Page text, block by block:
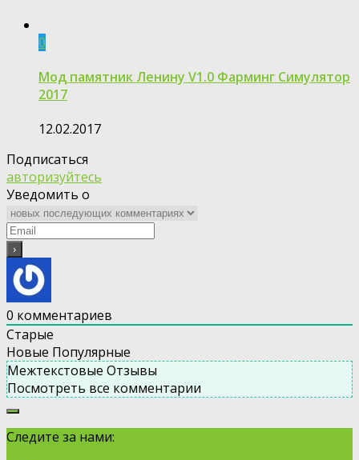
0
Мод памятник Ленину V1.0 Фарминг Симулятор
2017
12.02.2017
Подписаться
авторизуйтесь
Уведомить о
0 комментариев
Старые
Новые Популярные
Межтекстовые Отзывы
Посмотреть все комментарии
Следите за нами: